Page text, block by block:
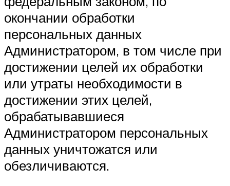
окончании обработки
персональных данных
Администратором, в том числе при
достижении целей их обработки
или утраты необходимости в
достижении этих целей,
обрабатывавшиеся
Администратором персональных
данных уничтожатся или
обезличиваются.